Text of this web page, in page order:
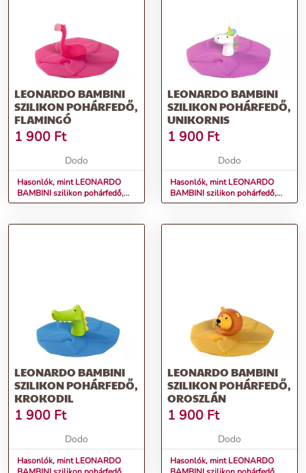
LEONARDO BAMBINI
SZILIKON POHÁRFEDŐ,
FLAMINGÓ
1 900 Ft
Dodo
Hasonlók, mint LEONARDO
BAMBINI szilikon pohárfedő,
flamingó
LEONARDO BAMBINI
SZILIKON POHÁRFEDŐ,
UNIKORNIS
1 900 Ft
Dodo
Hasonlók, mint LEONARDO
BAMBINI szilikon pohárfedő,
unikornis
LEONARDO BAMBINI
SZILIKON POHÁRFEDŐ,
KROKODIL
1 900 Ft
Dodo
Hasonlók, mint LEONARDO
LEONARDO BAMBINI
SZILIKON POHÁRFEDŐ,
OROSZLÁN
1 900 Ft
Dodo
Hasonlók, mint LEONARDO